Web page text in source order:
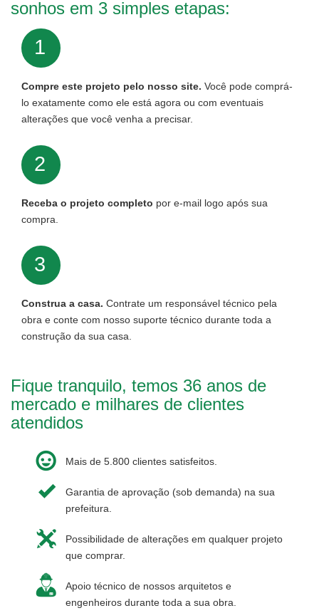
sonhos em 3 simples etapas:
1
Compre este projeto pelo nosso site. Você pode comprá-
lo exatamente como ele está agora ou com eventuais
alterações que você venha a precisar.
2
Receba o projeto completo por e-mail logo após sua
compra.
3
Construa a casa. Contrate um responsável técnico pela
obra e conte com nosso suporte técnico durante toda a
construção da sua casa.
Fique tranquilo, temos 36 anos de
mercado e milhares de clientes
atendidos
Mais de 5.800 clientes satisfeitos.
Garantia de aprovação (sob demanda) na sua
prefeitura.
Possibilidade de alterações em qualquer projeto
que comprar.
Apoio técnico de nossos arquitetos e
engenheiros durante toda a sua obra.